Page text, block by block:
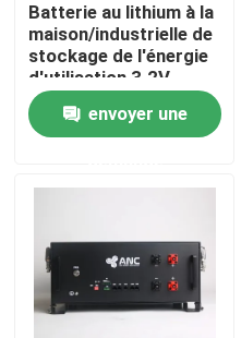
Aperçu
Produits
Visite d'usine
Contrôle de la qualité
Batterie au lithium à la
maison/industrielle de
stockage de l'énergie
d'utilisation 3.2V
165ah
envoyer une